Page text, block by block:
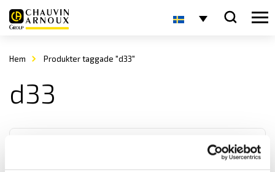
Hem Produkter taggade "d33"
d33